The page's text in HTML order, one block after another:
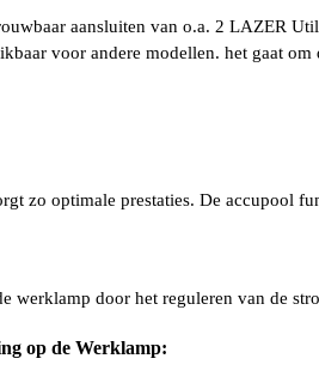
aansluiten van o.a. 2 LAZER
voor andere modellen. het gaat
zo optimale prestaties. De accupool
werklamp door het reguleren van de
op de Werklamp: